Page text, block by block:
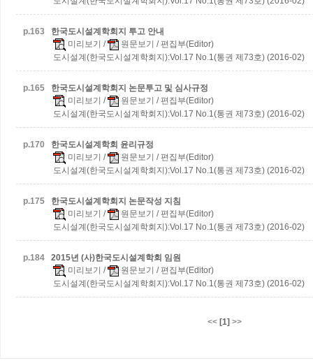
p.163
한국도시설계학회지 투고 안내
미리보기 / 원문보기 / 편집부(Editor)
도시설계(한국도시설계학회지):Vol.17 No.1(통권 제73호) (2016-02)
p.165
한국도시설계학회지 논문투고 및 심사규정
미리보기 / 원문보기 / 편집부(Editor)
도시설계(한국도시설계학회지):Vol.17 No.1(통권 제73호) (2016-02)
p.170
한국도시설계학회 윤리규정
미리보기 / 원문보기 / 편집부(Editor)
도시설계(한국도시설계학회지):Vol.17 No.1(통권 제73호) (2016-02)
p.175
한국도시설계학회지 논문작성 지침
미리보기 / 원문보기 / 편집부(Editor)
도시설계(한국도시설계학회지):Vol.17 No.1(통권 제73호) (2016-02)
p.184
2015년 (사)한국도시설계학회 임원
미리보기 / 원문보기 / 편집부(Editor)
도시설계(한국도시설계학회지):Vol.17 No.1(통권 제73호) (2016-02)
<< [1] >>